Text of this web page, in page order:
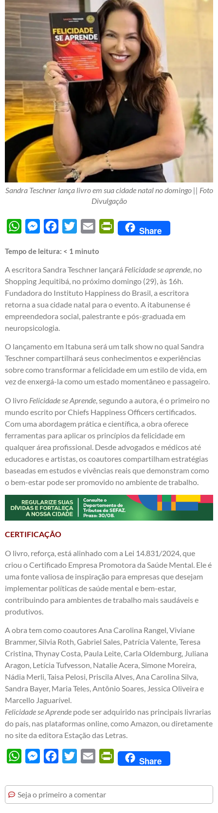
Sandra Teschner lança livro em sua cidade natal no domingo || Foto
Divulgação
WhatsAppMessengerFacebook
Twitter Email PrintFriendly
Share
Tempo de leitura: < 1 minuto
A escritora Sandra Teschner lançará Felicidade se aprende, no
Shopping Jequitibá, no próximo domingo (29), às 16h.
Fundadora do Instituto Happiness do Brasil, a escritora
retorna a sua cidade natal para o evento. A itabunense é
empreendedora social, palestrante e pós-graduada em
neuropsicologia.
O lançamento em Itabuna será um talk show no qual Sandra
Teschner compartilhará seus conhecimentos e experiências
sobre como transformar a felicidade em um estilo de vida, em
vez de enxergá-la como um estado momentâneo e passageiro.
O livro Felicidade se Aprende , segundo a autora, é o primeiro no
mundo escrito por Chiefs Happiness Officers certificados.
Com uma abordagem prática e científica, a obra oferece
ferramentas para aplicar os princípios da felicidade em
qualquer área profissional. Desde advogados e médicos até
educadores e artistas, os coautores compartilham estratégias
baseadas em estudos e vivências reais que demonstram como
o bem-estar pode ser promovido no ambiente de trabalho.
CERTIFICAÇÃO
O livro, reforça, está alinhado com a Lei 14.831/2024, que
criou o Certificado Empresa Promotora da Saúde Mental. Ele é
uma fonte valiosa de inspiração para empresas que desejam
implementar políticas de saúde mental e bem-estar,
contribuindo para ambientes de trabalho mais saudáveis e
produtivos.
A obra tem como coautores Ana Carolina Rangel, Viviane
Brammer, Silvia Roth, Gabriel Sales, Patrícia Valente, Teresa
Cristina, Thynay Costa, Paula Leite, Carla Oldemburg, Juliana
Aragon, Letícia Tufvesson, Natalie Acera, Simone Moreira,
Nádia Merli, Taisa Pelosi, Priscila Alves, Ana Carolina Silva,
Sandra Bayer, Maria Teles, Antônio Soares, Jessica Oliveira e
Marcello Jaguarível.
Felicidade se Aprende pode ser adquirido nas principais livrarias
do país, nas plataformas online, como Amazon, ou diretamente
no site da editora Estação das Letras.
WhatsAppMessengerFacebook
Twitter Email PrintFriendly
Share
Seja o primeiro a comentar